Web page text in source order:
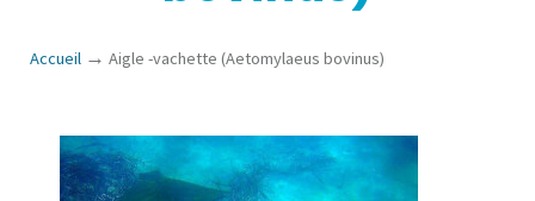
Accueil → Aigle -vachette (Aetomylaeus bovinus)